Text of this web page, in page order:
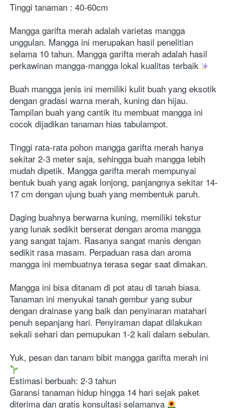
Tinggi tanaman : 40-60cm
Mangga garifta merah adalah varietas mangga
unggulan. Mangga ini merupakan hasil penelitian
selama 10 tahun. Mangga garifta merah adalah hasil
perkawinan mangga-mangga lokal kualitas terbaik
Buah mangga jenis ini memiliki kulit buah yang eksotik
dengan gradasi warna merah, kuning dan hijau.
Tampilan buah yang cantik itu membuat mangga ini
cocok dijadikan tanaman hias tabulampot.
Tinggi rata-rata pohon mangga garifta merah hanya
sekitar 2-3 meter saja, sehingga buah mangga lebih
mudah dipetik. Mangga garifta merah mempunyai
bentuk buah yang agak lonjong, panjangnya sekitar 14-
17 cm dengan ujung buah yang membentuk paruh.
Daging buahnya berwarna kuning, memiliki tekstur
yang lunak sedikit berserat dengan aroma mangga
yang sangat tajam. Rasanya sangat manis dengan
sedikit rasa masam. Perpaduan rasa dan aroma
mangga ini membuatnya terasa segar saat dimakan.
Mangga ini bisa ditanam di pot atau di tanah biasa.
Tanaman ini menyukai tanah gembur yang subur
dengan drainase yang baik dan penyinaran matahari
penuh sepanjang hari. Penyiraman dapat dilakukan
sekali sehari dan pemupukan 1-2 kali dalam sebulan.
Estimasi berbuah: 2-3 tahun
Garansi tanaman hidup hingga 14 hari sejak paket
diterima dan gratis konsultasi selamanya